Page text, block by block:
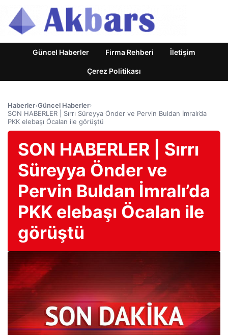
Güncel Haberler Firma Rehberi İletişim
Çerez Politikası
Haberler›Güncel Haberler›
SON HABERLER | Sırrı Süreyya Önder ve Pervin Buldan İmralı’da
PKK elebaşı Öcalan ile görüştü
SON HABERLER | Sırrı
Süreyya Önder ve
Pervin Buldan İmralı’da
PKK elebaşı Öcalan ile
görüştü